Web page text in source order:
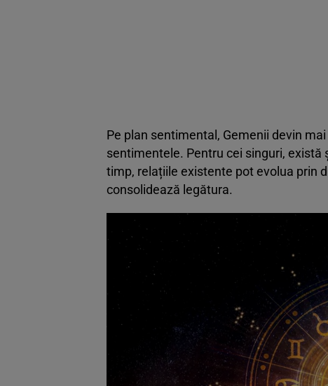
Pe plan sentimental, Gemenii devin
sentimentele. Pentru cei singuri,
timp, relațiile existente pot evolua prin
consolidează legătura.